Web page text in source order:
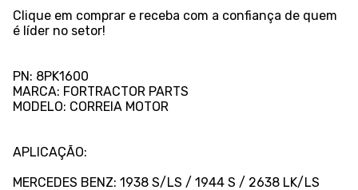
Clique em comprar e receba com a confiança de quem
é líder no setor!
PN: 8PK1600
MARCA: FORTRACTOR PARTS
MODELO: CORREIA MOTOR
APLICAÇÃO:
MERCEDES BENZ: 1938 S/LS / 1944 S / 2638 LK/LS